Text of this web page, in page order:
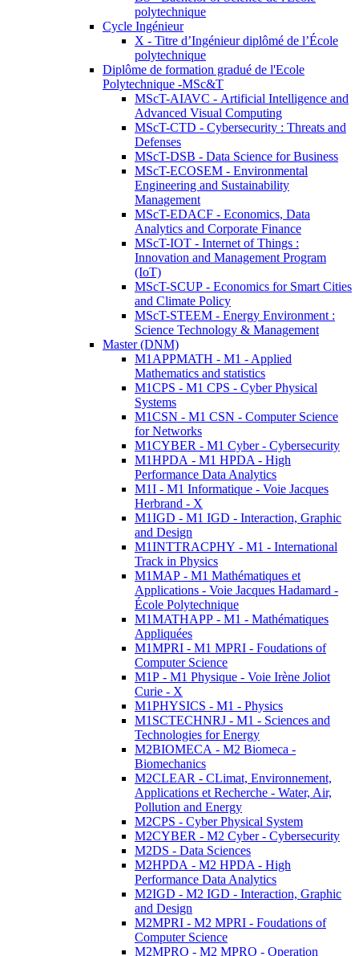
polytechnique
Cycle Ingénieur
X - Titre d’Ingénieur diplômé de l’École
polytechnique
Diplôme de formation gradué de l'Ecole
Polytechnique -MSc&T
MScT-AIAVC - Artificial Intelligence and
Advanced Visual Computing
MScT-CTD - Cybersecurity : Threats and
Defenses
MScT-DSB - Data Science for Business
MScT-ECOSEM - Environmental
Engineering and Sustainability
Management
MScT-EDACF - Economics, Data
Analytics and Corporate Finance
MScT-IOT - Internet of Things :
Innovation and Management Program
(IoT)
MScT-SCUP - Economics for Smart Cities
and Climate Policy
MScT-STEEM - Energy Environment :
Science Technology & Management
Master (DNM)
M1APPMATH - M1 - Applied
Mathematics and statistics
M1CPS - M1 CPS - Cyber Physical
Systems
M1CSN - M1 CSN - Computer Science
for Networks
M1CYBER - M1 Cyber - Cybersecurity
M1HPDA - M1 HPDA - High
Performance Data Analytics
M1I - M1 Informatique - Voie Jacques
Herbrand - X
M1IGD - M1 IGD - Interaction, Graphic
and Design
M1INTTRACPHY - M1 - International
Track in Physics
M1MAP - M1 Mathématiques et
Applications - Voie Jacques Hadamard -
École Polytechnique
M1MATHAPP - M1 - Mathématiques
Appliquées
M1MPRI - M1 MPRI - Foudations of
Computer Science
M1P - M1 Physique - Voie Irène Joliot
Curie - X
M1PHYSICS - M1 - Physics
M1SCTECHNRJ - M1 - Sciences and
Technologies for Energy
M2BIOMECA - M2 Biomeca -
Biomechanics
M2CLEAR - CLimat, Environnement,
Applications et Recherche - Water, Air,
Pollution and Energy
M2CPS - Cyber Physical System
M2CYBER - M2 Cyber - Cybersecurity
M2DS - Data Sciences
M2HPDA - M2 HPDA - High
Performance Data Analytics
M2IGD - M2 IGD - Interaction, Graphic
and Design
M2MPRI - M2 MPRI - Foudations of
Computer Science
M2MPRO - M2 MPRO - Operation